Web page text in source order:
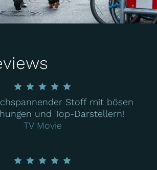
Stoff mit bösen
und Top-Darstellern!
TV Movie